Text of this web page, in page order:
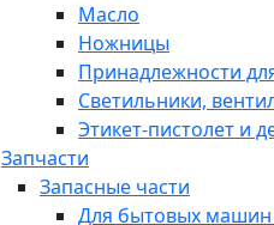
Масло
Ножницы
Принадлежности
Светильники,
Этикет-пистолет и
Запчасти
Запасные части
Для бытовых машин